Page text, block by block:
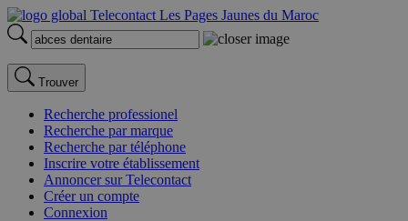
Trouver
Recherche professionel
Recherche par marque
Recherche par téléphone
Inscrire votre établissement
Annoncer sur Telecontact
Créer un compte
Connexion